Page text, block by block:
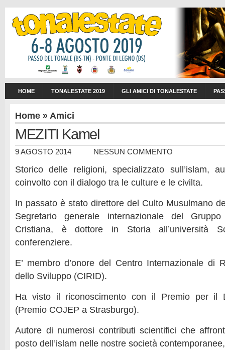
HOME TONALESTATE 2019 GLI AMICI DI TONALESTATE
Home » Amici
MEZITI Kamel
9 AGOSTO 2014 NESSUN COMMENTO
Storico delle religioni, specializzato sull’islam,
coinvolto con il dialogo tra le culture e le civilta.
In passato è stato direttore del Culto Musulmano
Segretario generale internazionale del
Cristiana, è dottore in Storia all’università
conferenziere.
E’ membro d’onore del Centro Internazionale di
dello Sviluppo (CIRID).
Ha visto il riconoscimento con il Premio per il
(Premio COJEP a Strasburgo).
Autore di numerosi contributi scientifici che
posto dell’islam nelle nostre società